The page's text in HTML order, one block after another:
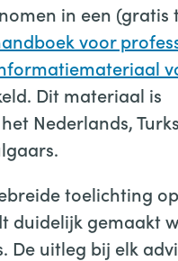
in een (gratis
voor
Dit materiaal is
Nederlands,
toelichting
duidelijk gemaakt
De uitleg bij elk